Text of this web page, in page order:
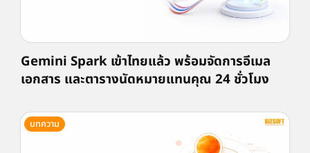
Gemini Spark เข้าไทยแล้ว พร้อมจัดการอีเมล
เอกสาร และตารางนัดหมายแทนคุณ 24 ชั่วโมง
บทความ